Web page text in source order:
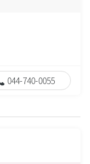
044-740-0055